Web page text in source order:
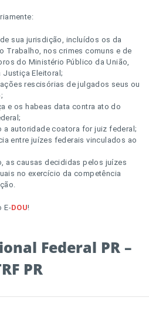
Federal PR –
PR
sua jurisdição, incluídos os da
Trabalho, nos crimes comuns e de
do Ministério Público da União,
Justiça Eleitoral;
rescisórias de julgados seus ou
e os habeas data contra ato do
a autoridade coatora for juiz federal;
entre juízes federais vinculados ao
as causas decididas pelos juízes
no exercício da competência
E-DOU!